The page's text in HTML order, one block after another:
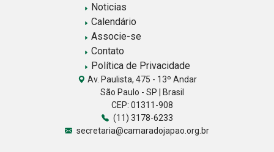
Noticias
Calendário
Associe-se
Contato
Política de Privacidade
Av. Paulista, 475 - 13º Andar
São Paulo - SP | Brasil
CEP: 01311-908
(11) 3178-6233
secretaria@camaradojapao.org.br